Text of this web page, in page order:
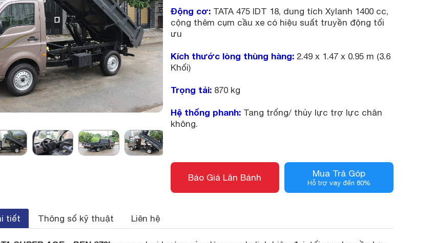
Động cơ: TATA 475 IDT 18, dung tích Xylanh 1400 cc,
cộng thêm cụm cầu xe có hiệu suất truyền động tối
ưu
Kích thước lòng thùng hàng: 2.49 x 1.47 x 0.95 m (3.6
Khối)
Trọng tải: 870 kg
Hệ thống phanh: Tang trống/ thủy lực trợ lực chân
không.
Báo Giá Lăn Bánh Mua Trả Góp
Hỗ trợ vay đến 80%
tiết Thông số kỹ thuật Liên hệ